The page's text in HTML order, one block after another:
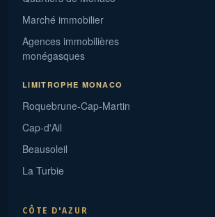
Marché immobilier
Agences immobilières
monégasques
LIMITROPHE MONACO
Roquebrune-Cap-Martin
Cap-d'Ail
Beausoleil
La Turbie
CÔTE D'AZUR